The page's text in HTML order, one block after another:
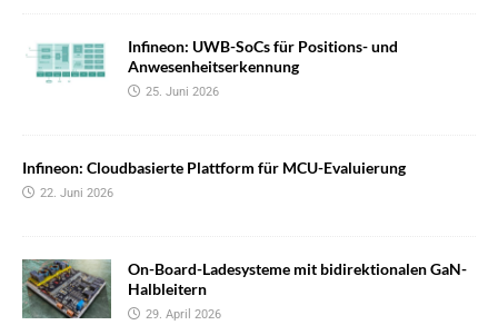
Infineon: UWB-SoCs für Positions- und
Anwesenheitserkennung
25. Juni 2026
Infineon: Cloudbasierte Plattform für MCU-Evaluierung
22. Juni 2026
On-Board-Ladesysteme mit bidirektionalen GaN-
Halbleitern
29. April 2026